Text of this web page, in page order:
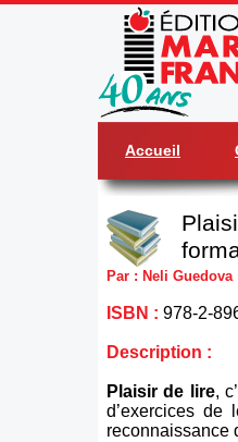
Accueil
Par : Neli Guedova
ISBN : 978-2-
Description :
Plaisir de lire,
d’exercices
reconnaissance